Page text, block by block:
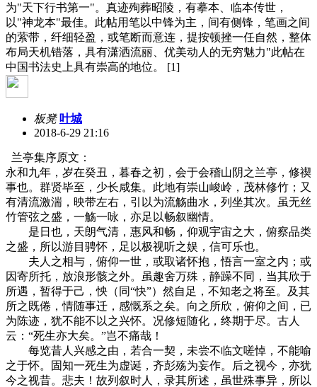
为"天下行书第一"。真迹殉葬昭陵，有摹本、临本传世，
以"神龙本"最佳。此帖用笔以中锋为主，间有侧锋，笔画之间
的萦带，纤细轻盈，或笔断而意连，提按顿挫一任自然，整体
布局天机错落，具有潇洒流丽、优美动人的无穷魅力"此帖在
中国书法史上具有崇高的地位。 [1]
板凳 叶城
2018-6-29 21:16
兰亭集序原文：
永和九年，岁在癸丑，暮春之初，会于会稽山阴之兰亭，修禊
事也。群贤毕至，少长咸集。此地有崇山峻岭，茂林修竹；又
有清流激湍，映带左右，引以为流觞曲水，列坐其次。虽无丝
竹管弦之盛，一觞一咏，亦足以畅叙幽情。
是日也，天朗气清，惠风和畅，仰观宇宙之大，俯察品类
之盛，所以游目骋怀，足以极视听之娱，信可乐也。
夫人之相与，俯仰一世，或取诸怀抱，悟言一室之内；或
因寄所托，放浪形骸之外。虽趣舍万殊，静躁不同，当其欣于
所遇，暂得于己，怏（同“快”）然自足，不知老之将至。及其
所之既倦，情随事迁，感慨系之矣。向之所欣，俯仰之间，已
为陈迹，犹不能不以之兴怀。况修短随化，终期于尽。古人
云：“死生亦大矣。”岂不痛哉！
每览昔人兴感之由，若合一契，未尝不临文嗟悼，不能喻
之于怀。固知一死生为虚诞，齐彭殇为妄作。后之视今，亦犹
今之视昔。悲夫！故列叙时人，录其所述，虽世殊事异，所以